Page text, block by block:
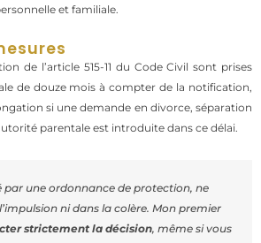
et familiale.
de l’article 515-11 du Code Civil sont prises
de douze mois à compter de la notification,
si une demande en divorce, séparation
parentale est introduite dans ce délai.
par une ordonnance de protection, ne
ni dans la colère. Mon premier
strictement la décision, même si vous